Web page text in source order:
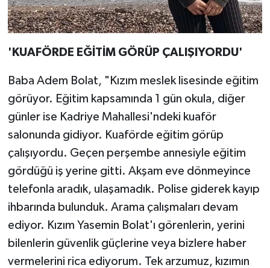
'KUAFÖRDE EĞİTİM GÖRÜP ÇALIŞIYORDU'
Baba Adem Bolat, "Kızım meslek lisesinde eğitim
görüyor. Eğitim kapsamında 1 gün okula, diğer
günler ise Kadriye Mahallesi'ndeki kuaför
salonunda gidiyor. Kuaförde eğitim görüp
çalışıyordu. Geçen perşembe annesiyle eğitim
gördüğü iş yerine gitti. Akşam eve dönmeyince
telefonla aradık, ulaşamadık. Polise giderek kayıp
ihbarında bulunduk. Arama çalışmaları devam
ediyor. Kızım Yasemin Bolat'ı görenlerin, yerini
bilenlerin güvenlik güçlerine veya bizlere haber
vermelerini rica ediyorum. Tek arzumuz, kızımın